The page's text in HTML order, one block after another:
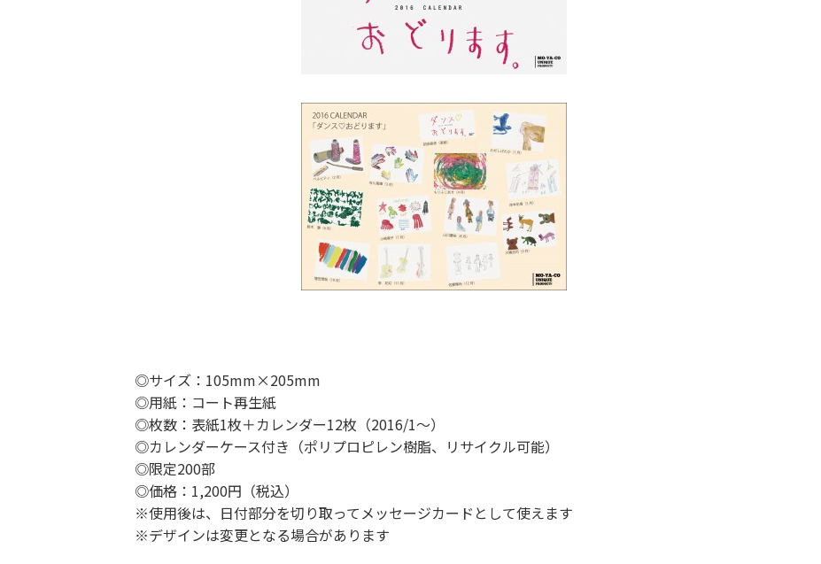
◎サイズ：105mm×205mm
◎用紙：コート再生紙
◎枚数：表紙1枚＋カレンダー12枚（2016/1～）
◎カレンダーケース付き（ポリプロピレン樹脂、リサイクル可能）
◎限定200部
◎価格：1,200円（税込）
※使用後は、日付部分を切り取ってメッセージカードとして使えます
※デザインは変更となる場合があります